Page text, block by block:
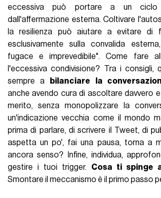
eccessiva può portare a un ciclo
dall'affermazione esterna. Coltivare
la resilienza può aiutare a evitare di
esclusivamente sulla convalida
fugace e imprevedibile". Come fare
l'eccessiva condivisione? Tra i consigli,
sempre a
bilanciare la
anche avendo cura di ascoltare davvero e
merito, senza monopolizzare la
un'indicazione vecchia come il mondo
prima di parlare, di scrivere il Tweet, di
aspetta un po', fai una pausa, torna a
ancora senso? Infine, individua,
gestire i tuoi trigger. Cosa ti spinge
Smontare il meccanismo è il primo passo